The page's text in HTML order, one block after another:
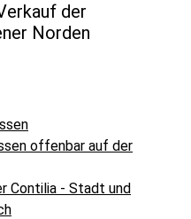
der
Norden
offenbar auf der
Contilia - Stadt und